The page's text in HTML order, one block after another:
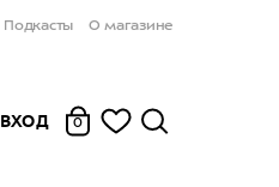
Подкасты О магазине
ВХОД 0